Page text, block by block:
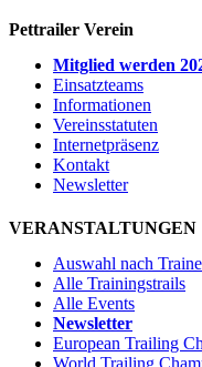
Pettrailer Verein
Mitglied werden
Einsatzteams
Informationen
Vereinsstatuten
Internetpräsenz
Kontakt
Newsletter
VERANSTALTUNGEN
Auswahl nach
Alle Trainingstrails
Alle Events
Newsletter
European Trailing